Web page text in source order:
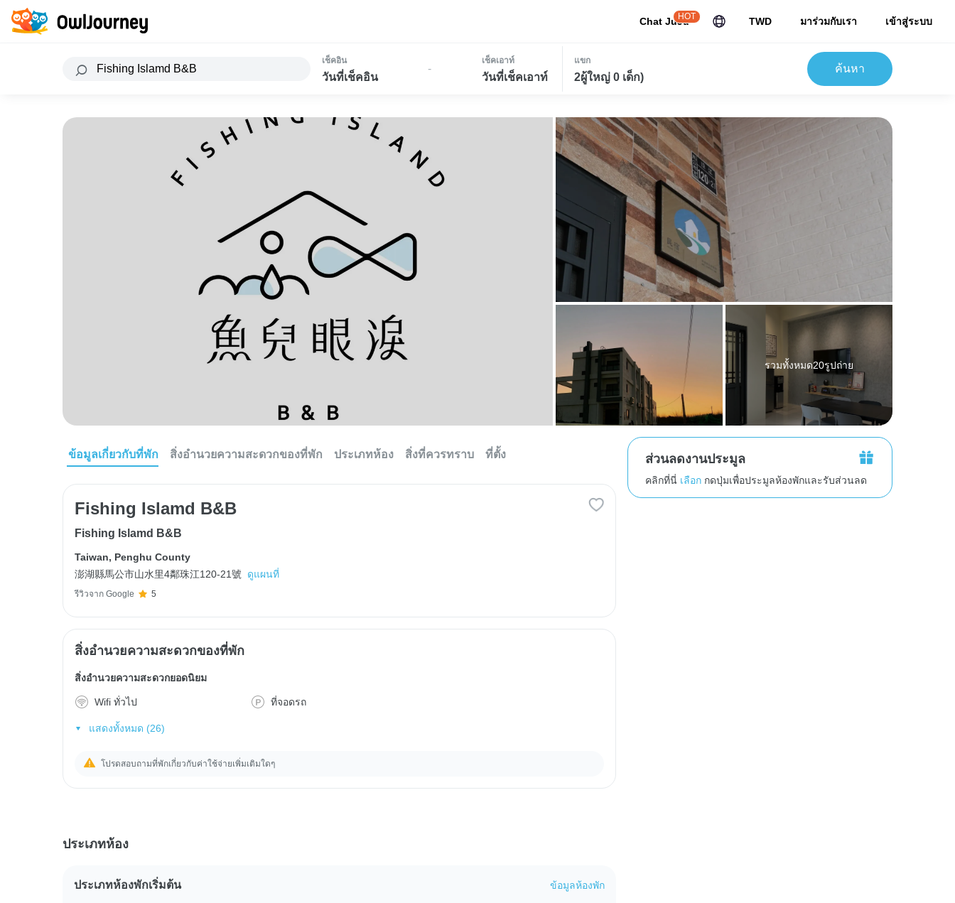
Chat JuJu
HOT TWD มาร่วมกับเรา เข้าสู่ระบบ
เช็คอิน
วันที่เช็คอิน
-
เช็คเอาท์
วันที่เช็คเอาท์
แขก
2ผู้ใหญ่ 0 เด็ก)
ค้นหา
รวมทั้งหมด20รูปถ่าย
ข้อมูลเกี่ยวกับที่พัก สิ่งอำนวยความสะดวกของที่พัก ประเภทห้อง สิ่งที่ควรทราบ ที่ตั้ง
Fishing Islamd B&B
Fishing Islamd B&B
Taiwan, Penghu County
澎湖縣馬公市山水里4鄰珠江120-21號
ดูแผนที่
รีวิวจาก Google 5
สิ่งอำนวยความสะดวกของที่พัก
สิ่งอำนวยความสะดวกยอดนิยม
Wifi ทั่วไป ที่จอดรถ
แสดงทั้งหมด (26)
โปรดสอบถามที่พักเกี่ยวกับค่าใช้จ่ายเพิ่มเติมใดๆ
ประเภทห้อง
ประเภทห้องพักเริ่มต้น ข้อมูลห้องพัก
ส่วนลดงานประมูล
คลิกที่นี่เลือก กดปุ่มเพื่อประมูลห้องพักและรับส่วนลด